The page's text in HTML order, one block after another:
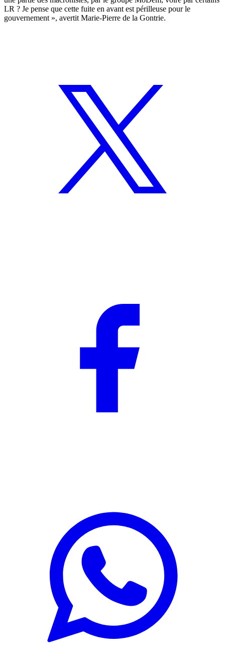
LR ? Je pense que cette fuite en avant est périlleuse pour le
gouvernement », avertit Marie-Pierre de la Gontrie.